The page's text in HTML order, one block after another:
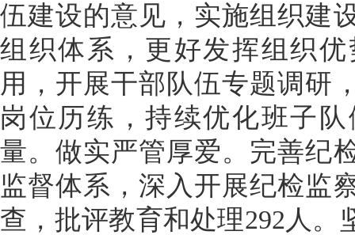
伍建设的意见，实施组织建
组织体系，更好发挥组织
用，开展干部队伍专题调研
岗位历练，持续优化班子
量。做实严管厚爱。完善纪
监督体系，深入开展纪检监
查，批评教育和处理292人